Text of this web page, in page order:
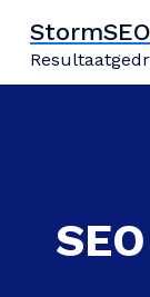
inhoud
springen
StormSEO